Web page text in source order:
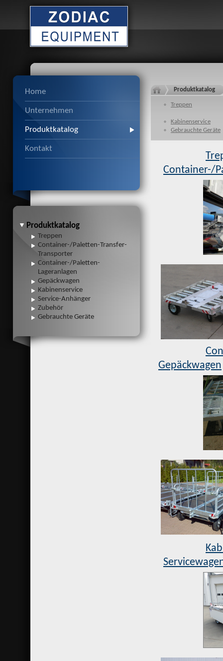
Home
Unternehmen
Produktkatalog
Kontakt
Produktkatalog
Treppen
Container-/Paletten-Transfer-
Transporter
Container-/Paletten-
Lageranlagen
Gepäckwagen
Kabinenservice
Service-Anhänger
Zubehör
Gebrauchte Geräte
Produktkatalog
Treppen
Kabinenservice
Gebrauchte Geräte
Container-/
Gepäckwagen